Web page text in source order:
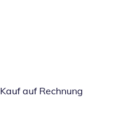
Kauf auf Rechnung